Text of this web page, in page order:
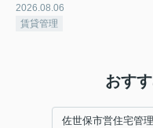
2026.08.06
賃貸管理
おす
佐世保市営住宅管